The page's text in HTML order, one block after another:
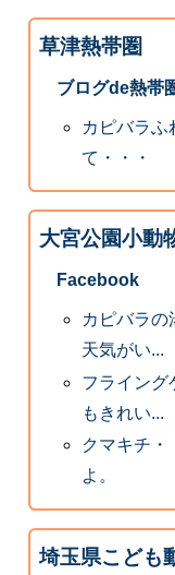
草津熱帯圏
ブログde熱帯
カピバラふ
て・・・
大宮公園小動
Facebook
カピバラの
天気がい...
フライング
もきれい...
クマキチ・
よ。
埼玉県こども